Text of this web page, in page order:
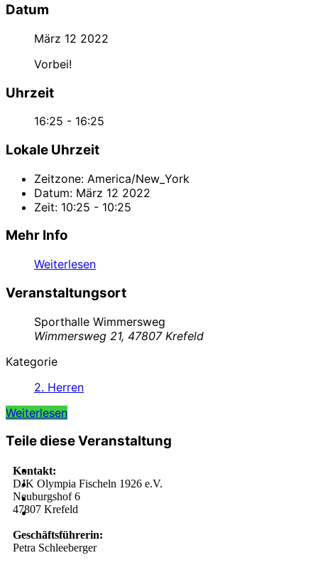
Datum
März 12 2022
Vorbei!
Uhrzeit
16:25 - 16:25
Lokale Uhrzeit
Zeitzone: America/New_York
Datum: März 12 2022
Zeit: 10:25 - 10:25
Mehr Info
Weiterlesen
Veranstaltungsort
Sporthalle Wimmersweg
Wimmersweg 21, 47807 Krefeld
Kategorie
2. Herren
Weiterlesen
Teile diese Veranstaltung
Kontakt:
DJK Olympia Fischeln 1926 e.V.
Neuburgshof 6
47807 Krefeld
Geschäftsführerin:
Petra Schleeberger